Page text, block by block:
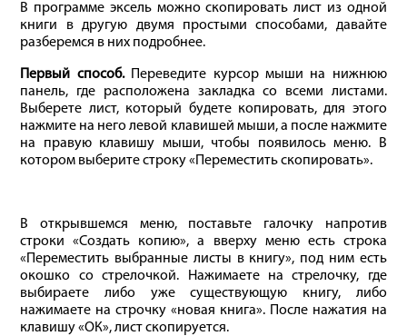
В программе эксель можно скопировать лист из одной
книги в другую двумя простыми способами, давайте
разберемся в них подробнее.
Первый способ. Переведите курсор мыши на нижнюю
панель, где расположена закладка со всеми листами.
Выберете лист, который будете копировать, для этого
нажмите на него левой клавишей мыши, а после нажмите
на правую клавишу мыши, чтобы появилось меню. В
котором выберите строку «Переместить скопировать».
В открывшемся меню, поставьте галочку напротив
строки «Создать копию», а вверху меню есть строка
«Переместить выбранные листы в книгу», под ним есть
окошко со стрелочкой. Нажимаете на стрелочку, где
выбираете либо уже существующую книгу, либо
нажимаете на строчку «новая книга». После нажатия на
клавишу «ОК», лист скопируется.